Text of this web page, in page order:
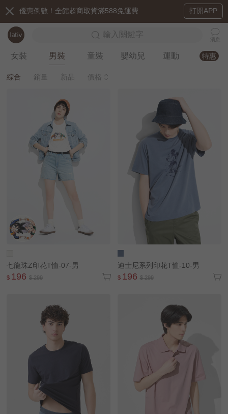
優惠倒數！全館超商取貨滿588免運費 打開APP
輸入關鍵字
女裝 男裝 童裝 嬰幼兒 運動 特惠
綜合 銷量 新品 價格
七龍珠Z印花T恤-07-男
$ 196 $ 299
迪士尼系列印花T恤-10-男
$ 196 $ 299